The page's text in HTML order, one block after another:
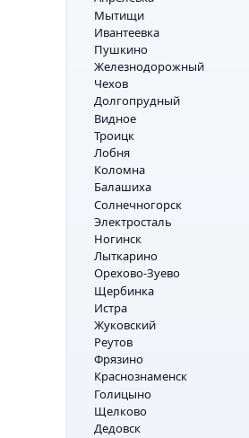
Мытищи
Ивантеевка
Пушкино
Железнодорожный
Чехов
Долгопрудный
Видное
Троицк
Лобня
Коломна
Балашиха
Солнечногорск
Электросталь
Ногинск
Лыткарино
Орехово-Зуево
Щербинка
Истра
Жуковский
Реутов
Фрязино
Краснознаменск
Голицыно
Щелково
Дедовск